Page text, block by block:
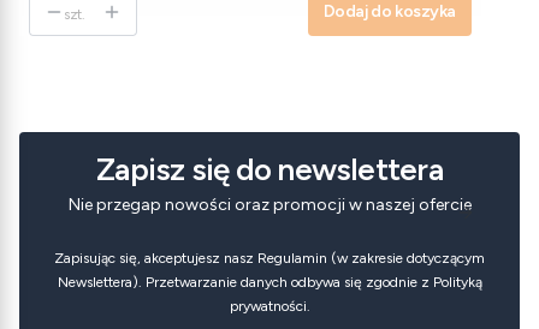
szt. Dodaj do koszyka
Zapisz się do newslettera
Nie przegap nowości oraz promocji w naszej ofercie
Zapisując się, akceptujesz nasz Regulamin (w zakresie dotyczącym
Newslettera). Przetwarzanie danych odbywa się zgodnie z Polityką
prywatności.